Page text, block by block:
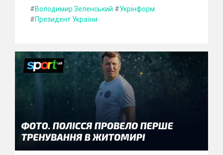
#Володимир Зеленський #Укрінформ
#Президент України